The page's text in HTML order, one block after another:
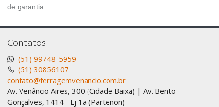
de garantia.
Contatos
(51) 99748-5959
(51) 30856107
contato@ferragemvenancio.com.br
Av. Venâncio Aires, 300 (Cidade Baixa) | Av. Bento
Gonçalves, 1414 - Lj 1a (Partenon)